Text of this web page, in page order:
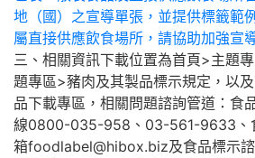
地（國）之宣導單張，並提供標籤範
屬直接供應飲食場所，請協助加強宣
三、相關資訊下載位置為首頁>主題
題專區>豬肉及其製品標示規定，以
品下載專區，相關問題諮詢管道：食
線0800-035-958、03-561-9633、
箱foodlabel@hibox.biz及食品標示